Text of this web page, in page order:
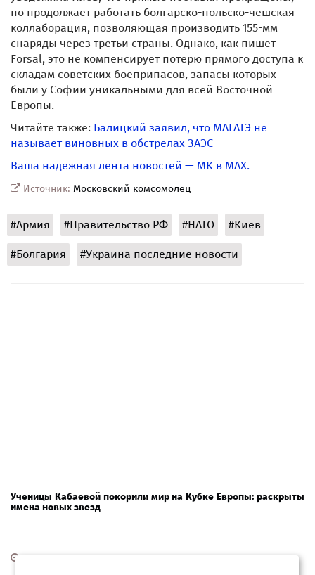
но продолжает работать болгарско-польско-чешская
коллаборация, позволяющая производить 155-мм
снаряды через третьи страны. Однако, как пишет
Forsal, это не компенсирует потерю прямого доступа к
складам советских боеприпасов, запасы которых
были у Софии уникальными для всей Восточной
Европы.
Читайте также: Балицкий заявил, что МАГАТЭ не
называет виновных в обстрелах ЗАЭС
Ваша надежная лента новостей — МК в MAX.
Источник: Московский комсомолец
#Армия #Правительство РФ #НАТО #Киев
#Болгария #Украина последние новости
Ученицы Кабаевой покорили мир на Кубке Европы: раскрыты
имена новых звезд
04 мая 2026, 23:31